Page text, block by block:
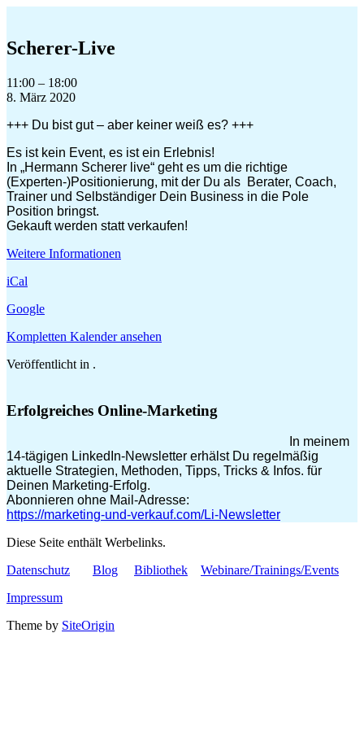
springen
Scherer-Live
Scherer-
Live
11:00 – 18:00
8. März 2020
+++ Du bist gut – aber keiner weiß es? +++
Es ist kein Event, es ist ein Erlebnis!
In „Hermann Scherer live“ geht es um die richtige
(Experten-)Positionierung, mit der Du als Berater, Coach,
Trainer und Selbständiger Dein Business in die Pole
Position bringst.
Gekauft werden statt verkaufen!
Weitere Informationen
iCal
Google
Kompletten Kalender ansehen
Veröffentlicht in .
Erfolgreiches Online-Marketing
In meinem
14-tägigen LinkedIn-Newsletter erhälst Du regelmäßig
aktuelle Strategien, Methoden, Tipps, Tricks & Infos. für
Deinen Marketing-Erfolg.
Abonnieren ohne Mail-Adresse:
https://marketing-und-verkauf.com/Li-Newsletter
Diese Seite enthält Werbelinks.
Datenschutz
Blog Bibliothek
Webinare/Trainings/Events
Impressum
Theme by SiteOrigin